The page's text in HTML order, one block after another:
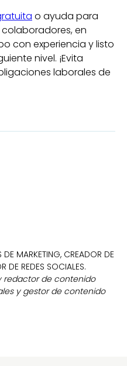
o ayuda para
en
con experiencia y listo
nivel. ¡Evita
laborales de
MARKETING, CREADOR DE
DE REDES SOCIALES.
redactor de contenido
y gestor de contenido